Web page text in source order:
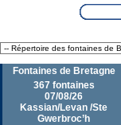
Fontaines de Bretagne
367 fontaines
07/08/26
Kassian/Levan /Ste
Gwerbroc’h